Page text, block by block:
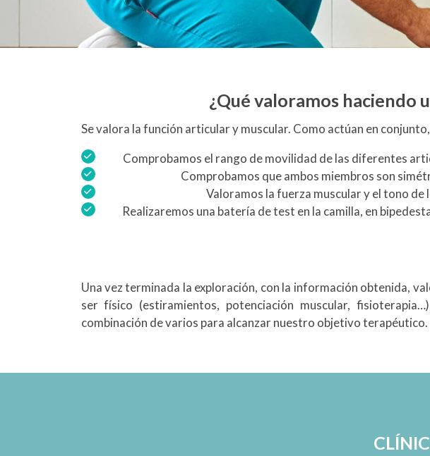
¿Qué valoramos haciendo
Se valora la función articular y muscular. Como actúan en
Comprobamos el rango de movilidad de las diferentes
Comprobamos que ambos miembros son
Valoramos la fuerza muscular y el tono
Realizaremos una batería de test en la camilla, en
Una vez terminada la exploración, con la información obtenida,
ser físico (estiramientos, potenciación muscular,
combinación de varios para alcanzar nuestro objetivo terapéutico.